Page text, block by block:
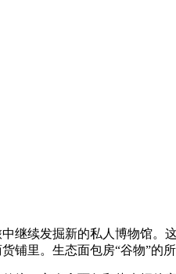
继续发掘新的私人博物馆。
铺里。生态面包房“谷物”的